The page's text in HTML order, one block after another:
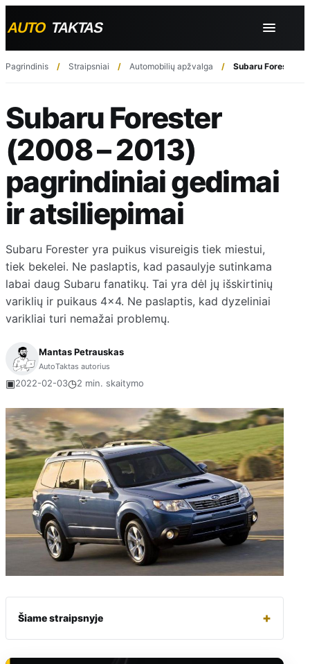
Pagrindinis Straipsniai Automobilių apžvalga Subaru Forester
Subaru Forester
(2008 – 2013)
pagrindiniai gedimai
ir atsiliepimai
Subaru Forester yra puikus visureigis tiek miestui,
tiek bekelei. Ne paslaptis, kad pasaulyje sutinkama
labai daug Subaru fanatikų. Tai yra dėl jų išskirtinių
variklių ir puikaus 4×4. Ne paslaptis, kad dyzeliniai
varikliai turi nemažai problemų.
Mantas Petrauskas
AutoTaktas autorius
▣2022-02-03◷2 min. skaitymo
Šiame straipsnyje +